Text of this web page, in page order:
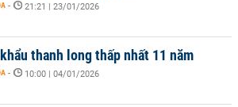
- 21:21 | 23/01/2026
thanh long thấp nhất 11 năm
- 10:00 | 04/01/2026